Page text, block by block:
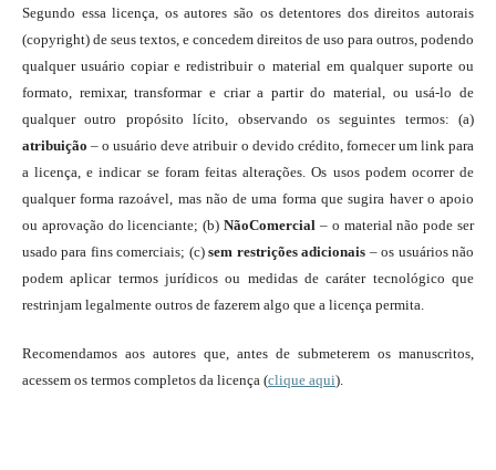
Segundo essa licença, os autores são os detentores dos direitos autorais
(copyright) de seus textos, e concedem direitos de uso para outros, podendo
qualquer usuário copiar e redistribuir o material em qualquer suporte ou
formato, remixar, transformar e criar a partir do material, ou usá-lo de
qualquer outro propósito lícito, observando os seguintes termos: (a)
atribuição – o usuário deve atribuir o devido crédito, fornecer um link para
a licença, e indicar se foram feitas alterações. Os usos podem ocorrer de
qualquer forma razoável, mas não de uma forma que sugira haver o apoio
ou aprovação do licenciante; (b)NãoComercial – o material não pode ser
usado para fins comerciais; (c)sem restrições adicionais – os usuários não
podem aplicar termos jurídicos ou medidas de caráter tecnológico que
restrinjam legalmente outros de fazerem algo que a licença permita.
Recomendamos aos autores que, antes de submeterem os manuscritos,
acessem os termos completos da licença (clique aqui).